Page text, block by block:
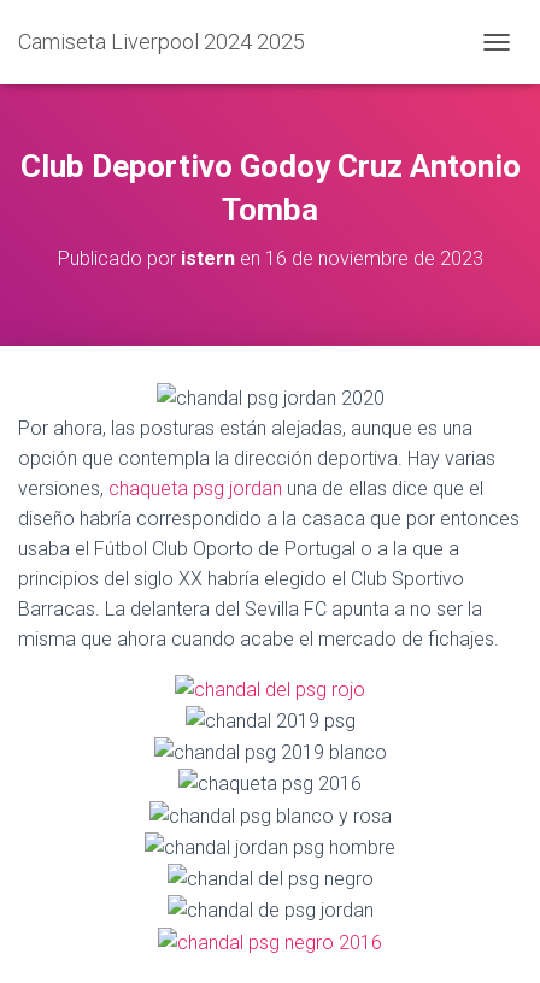
Camiseta Liverpool 2024 2025
A
I
A
I
Club Deportivo Godoy Cruz Antonio
Tomba
Publicado por isternen 16 de noviembre de 2023
Por ahora, las posturas están alejadas, aunque es una
opción que contempla la dirección deportiva. Hay varias
versiones, chaqueta psg jordan una de ellas dice que el
diseño habría correspondido a la casaca que por entonces
usaba el Fútbol Club Oporto de Portugal o a la que a
principios del siglo XX habría elegido el Club Sportivo
Barracas. La delantera del Sevilla FC apunta a no ser la
misma que ahora cuando acabe el mercado de fichajes.